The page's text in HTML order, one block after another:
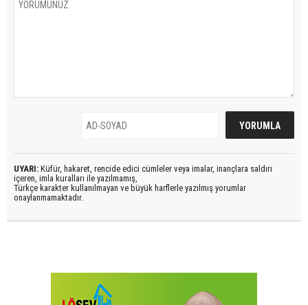
UYARI: Küfür, hakaret, rencide edici cümleler veya imalar, inançlara saldırı
içeren, imla kuralları ile yazılmamış,
Türkçe karakter kullanılmayan ve büyük harflerle yazılmış yorumlar
onaylanmamaktadır.